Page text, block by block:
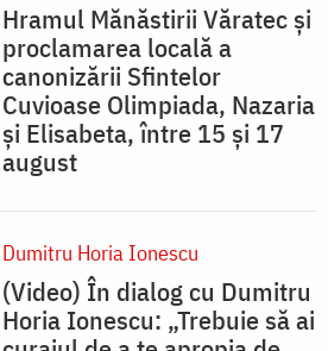
Hramul Mănăstirii Văratec și
proclamarea locală a
canonizării Sfintelor
Cuvioase Olimpiada, Nazaria
și Elisabeta, între 15 și 17
august
Dumitru Horia Ionescu
(Video) În dialog cu Dumitru
Horia Ionescu: „Trebuie să ai